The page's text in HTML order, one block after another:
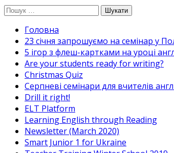
Перейти
вмісту
Пошук:
Головна
23 січня запрошуємо на семінар у
5 ігор з флеш-картками на уроці
Are your students ready for writing?
Christmas Quiz
Cерпневі семінари для вчителів
Drill it right!
ELT Platform
Learning English through Reading
Newsletter (March 2020)
Smart Junior 1 for Ukraine